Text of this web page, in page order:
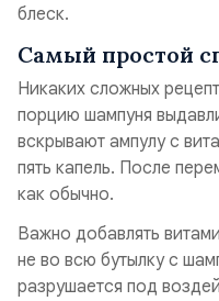
блеск.
Самый простой
Никаких сложных
порцию шампуня
вскрывают ампулу с
пять капель. После
как обычно.
Важно добавлять
не во всю бутылку с
разрушается под